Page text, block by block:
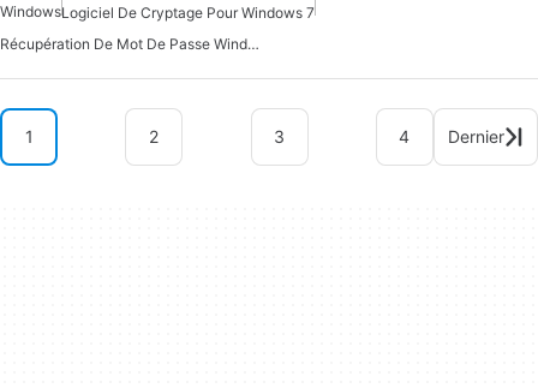
WindowsLogiciel De Cryptage Pour Windows 7
Récupération De Mot De Passe Windows Pour Windows
1 2 3 4 Dernier